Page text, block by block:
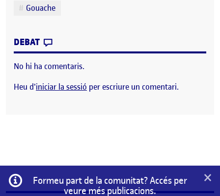
Gouache
DEBAT
No hi ha comentaris.
Heu d'iniciar la sessió per escriure un comentari.
Informació
Formeu part de la comunitat? Accés per
veure més publicacions.
×